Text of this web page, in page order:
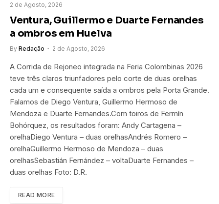
2 de Agosto, 2026
Ventura, Guillermo e Duarte Fernandes
a ombros em Huelva
By Redação 2 de Agosto, 2026
A Corrida de Rejoneo integrada na Feria Colombinas 2026
teve três claros triunfadores pelo corte de duas orelhas
cada um e consequente saída a ombros pela Porta Grande.
Falamos de Diego Ventura, Guillermo Hermoso de
Mendoza e Duarte Fernandes.Com toiros de Fermín
Bohórquez, os resultados foram: Andy Cartagena –
orelhaDiego Ventura – duas orelhasAndrés Romero –
orelhaGuillermo Hermoso de Mendoza – duas
orelhasSebastián Fernández – voltaDuarte Fernandes –
duas orelhas Foto: D.R.
READ MORE